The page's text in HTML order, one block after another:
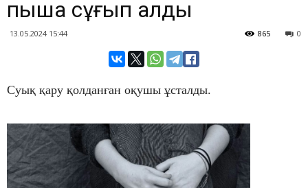
пышақ сұғып алды
13.05.2024 15:44 0
865
Суық қару қолданған оқушы ұсталды.